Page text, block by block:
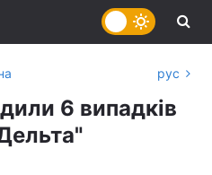
рус
6 випадків